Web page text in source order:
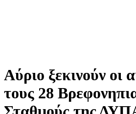
Αύριο ξεκινούν οι
τους 28